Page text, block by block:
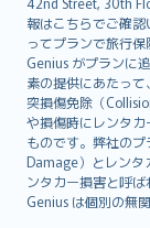
報はこちらでご確
ってプランで旅行
Genius がプランに
素の提供にあたっ
突損傷免除（
や損傷時にレンタ
ものです。弊社の
Damage）とレンタ
ンタカー損害と呼
Genius は個別の無